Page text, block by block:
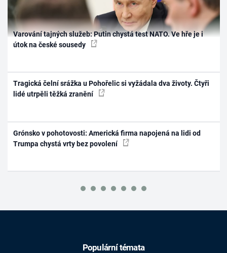
Varování tajných služeb: Putin chystá test NATO. Ve hře je i
útok na české sousedy
Tragická čelní srážka u Pohořelic si vyžádala dva životy. Čtyři
lidé utrpěli těžká zranění
Grónsko v pohotovosti: Americká firma napojená na lidi od
Trumpa chystá vrty bez povolení
Populární témata